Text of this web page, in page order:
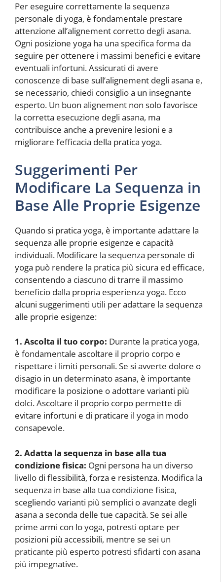
Per eseguire correttamente la sequenza
personale di yoga, è fondamentale prestare
attenzione all’alignement corretto degli asana.
Ogni posizione yoga ha una specifica forma da
seguire per ottenere i massimi benefici e evitare
eventuali infortuni. Assicurati di avere
conoscenze di base sull’alignement degli asana e,
se necessario, chiedi consiglio a un insegnante
esperto. Un buon alignement non solo favorisce
la corretta esecuzione degli asana, ma
contribuisce anche a prevenire lesioni e a
migliorare l’efficacia della pratica yoga.
Suggerimenti Per
Modificare La Sequenza in
Base Alle Proprie Esigenze
Quando si pratica yoga, è importante adattare la
sequenza alle proprie esigenze e capacità
individuali. Modificare la sequenza personale di
yoga può rendere la pratica più sicura ed efficace,
consentendo a ciascuno di trarre il massimo
beneficio dalla propria esperienza yoga. Ecco
alcuni suggerimenti utili per adattare la sequenza
alle proprie esigenze:
1. Ascolta il tuo corpo: Durante la pratica yoga,
è fondamentale ascoltare il proprio corpo e
rispettare i limiti personali. Se si avverte dolore o
disagio in un determinato asana, è importante
modificare la posizione o adottare varianti più
dolci. Ascoltare il proprio corpo permette di
evitare infortuni e di praticare il yoga in modo
consapevole.
2. Adatta la sequenza in base alla tua
condizione fisica: Ogni persona ha un diverso
livello di flessibilità, forza e resistenza. Modifica la
sequenza in base alla tua condizione fisica,
scegliendo varianti più semplici o avanzate degli
asana a seconda delle tue capacità. Se sei alle
prime armi con lo yoga, potresti optare per
posizioni più accessibili, mentre se sei un
praticante più esperto potresti sfidarti con asana
più impegnative.